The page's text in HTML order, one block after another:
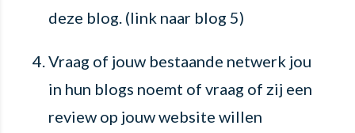
deze blog. (link naar blog 5)
Vraag of jouw bestaande netwerk jou
in hun blogs noemt of vraag of zij een
review op jouw website willen